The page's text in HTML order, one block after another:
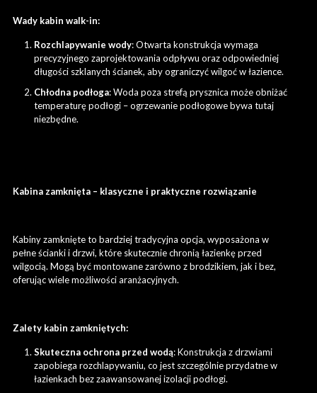
Wady kabin walk-in:
Rozchlapywanie wody: Otwarta konstrukcja wymaga
precyzyjnego zaprojektowania odpływu oraz odpowiedniej
długości szklanych ścianek, aby ograniczyć wilgoć w łazience.
Chłodna podłoga: Woda poza strefą prysznica może obniżać
temperaturę podłogi – ogrzewanie podłogowe bywa tutaj
niezbędne.
Kabina zamknięta – klasyczne i praktyczne rozwiązanie
Kabiny zamknięte to bardziej tradycyjna opcja, wyposażona w
pełne ścianki i drzwi, które skutecznie chronią łazienkę przed
wilgocią. Mogą być montowane zarówno z brodzikiem, jak i bez,
oferując wiele możliwości aranżacyjnych.
Zalety kabin zamkniętych:
Skuteczna ochrona przed wodą: Konstrukcja z drzwiami
zapobiega rozchlapywaniu, co jest szczególnie przydatne w
łazienkach bez zaawansowanej izolacji podłogi.